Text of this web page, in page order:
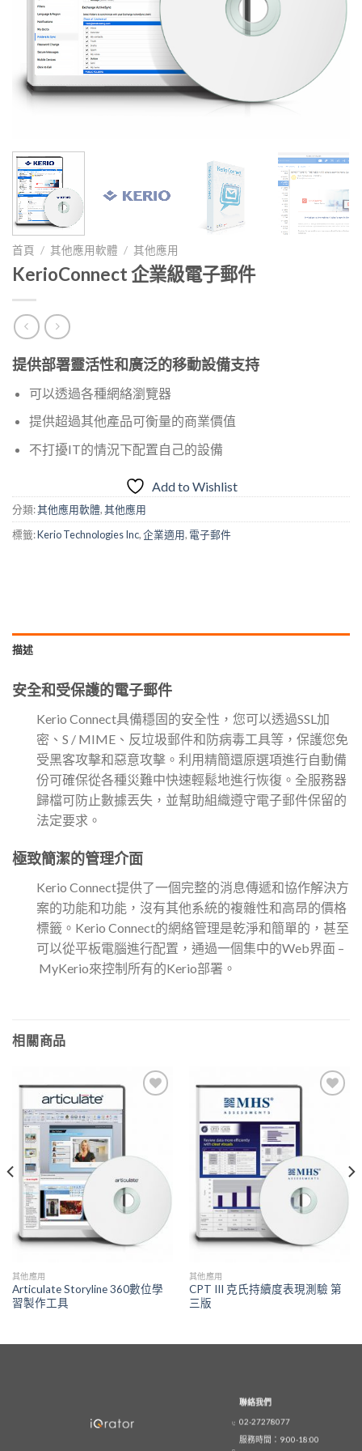
首頁 / 其他應用軟體 / 其他應用
KerioConnect 企業級電子郵件
提供部署靈活性和廣泛的移動設備支持
可以透過各種網絡瀏覽器
提供超過其他產品可衡量的商業價值
不打擾IT的情況下配置自己的設備
Add to Wishlist
分類:其他應用軟體,其他應用
標籤:Kerio Technologies Inc,企業適用, 電子郵件
描述
安全和受保護的電子郵件
Kerio Connect具備穩固的安全性，您可以透過SSL加
密、S / MIME、反垃圾郵件和防病毒工具等，保護您免
受黑客攻擊和惡意攻擊。利用精簡還原選項進行自動備
份可確保從各種災難中快速輕鬆地進行恢復。全服務器
歸檔可防止數據丟失，並幫助組織遵守電子郵件保留的
法定要求。
極致簡潔的管理介面
Kerio Connect提供了一個完整的消息傳遞和協作解決方
案的功能和功能，沒有其他系統的複雜性和高昂的價格
標籤。Kerio Connect的網絡管理是乾淨和簡單的，甚至
可以從平板電腦進行配置，通過一個集中的Web界面 –
MyKerio來控制所有的Kerio部署。
相關商品
其他應用
Articulate Storyline 360數位學
習製作工具
其他應用
CPT III 克氏持續度表現測驗 第
三版
聯絡我們
02-27278077
服務時間：9:00-18:00